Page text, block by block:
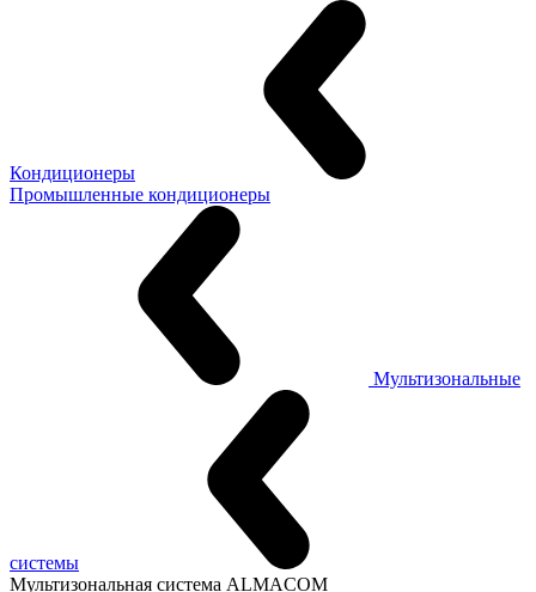
Кондиционеры
Промышленные кондиционеры
Мультизональные
системы
Мультизональная система ALMACOM